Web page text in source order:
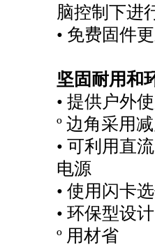
脑控制下进
• 免费固件
坚固耐用和
• 提供户外
º 边角采用
• 可利用直
电源
• 使用闪卡
• 环保型设计
º 用材省